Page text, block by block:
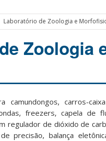
Laboratório de Zoologia e
Zoologia
camundongos, carros-
freezers, capela de
regulador de dióxido de
precisão, balança